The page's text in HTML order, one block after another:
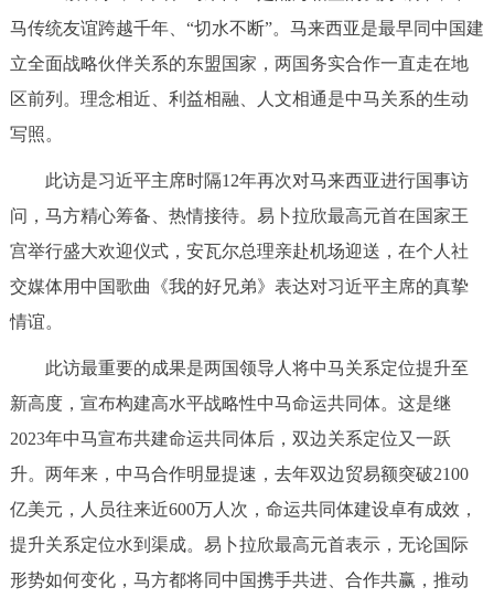
马传统友谊跨越千年、“切水不断”。马来西亚是最早同中国建
立全面战略伙伴关系的东盟国家，两国务实合作一直走在地
区前列。理念相近、利益相融、人文相通是中马关系的生动
写照。
此访是习近平主席时隔12年再次对马来西亚进行国事访
问，马方精心筹备、热情接待。易卜拉欣最高元首在国家王
宫举行盛大欢迎仪式，安瓦尔总理亲赴机场迎送，在个人社
交媒体用中国歌曲《我的好兄弟》表达对习近平主席的真挚
情谊。
此访最重要的成果是两国领导人将中马关系定位提升至
新高度，宣布构建高水平战略性中马命运共同体。这是继
2023年中马宣布共建命运共同体后，双边关系定位又一跃
升。两年来，中马合作明显提速，去年双边贸易额突破2100
亿美元，人员往来近600万人次，命运共同体建设卓有成效，
提升关系定位水到渠成。易卜拉欣最高元首表示，无论国际
形势如何变化，马方都将同中国携手共进、合作共赢，推动